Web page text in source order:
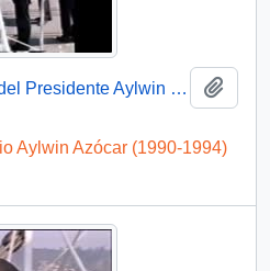
Imágenes de la llegada del Presidente Aylwin al Buque Escuela Esmeralda en Auckland, Nueva Zelanda: video
Aylwin Azócar (1990-1994)